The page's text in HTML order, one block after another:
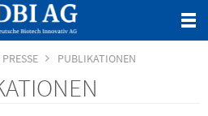
PUBLIKATIONEN